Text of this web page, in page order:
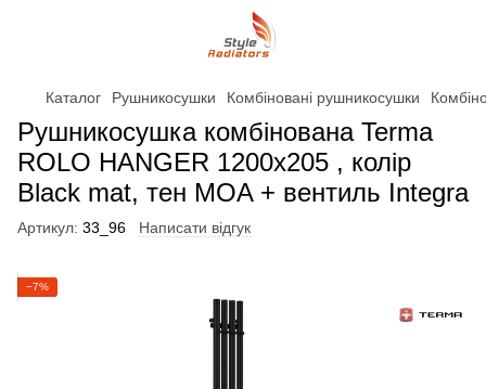
Каталог Рушникосушки Комбіновані рушникосушки
Рушникосушка комбінована Terma
ROLO HANGER 1200x205 , колір
Black mat, тен MOA + вентиль Integra
Артикул: 33_96 Написати відгук
−7%